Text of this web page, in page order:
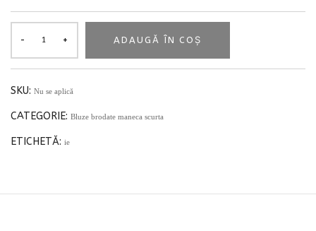
ADAUGĂ ÎN COȘ
SKU: Nu se aplică
CATEGORIE: Bluze brodate maneca scurta
ETICHETĂ: ie